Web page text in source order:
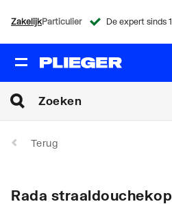
ZakelijkParticulier
Terug
Rada straaldouchekop